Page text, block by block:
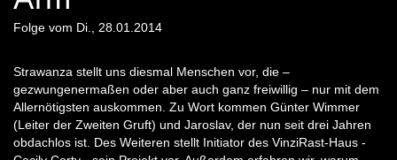
Folge vom Di., 28.01.2014
Strawanza stellt uns diesmal Menschen vor, die –
gezwungenermaßen oder aber auch ganz freiwillig – nur mit dem
Allernötigsten auskommen. Zu Wort kommen Günter Wimmer
(Leiter der Zweiten Gruft) und Jaroslav, der nun seit drei Jahren
obdachlos ist. Des Weiteren stellt Initiator des VinziRast-Haus -